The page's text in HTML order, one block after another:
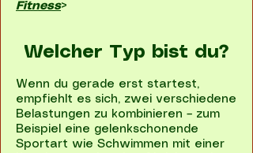
Fitness>
Welcher Typ bist du?
Wenn du gerade erst startest,
empfiehlt es sich, zwei verschiedene
Belastungen zu kombinieren – zum
Beispiel eine gelenkschonende
Sportart wie Schwimmen mit einer